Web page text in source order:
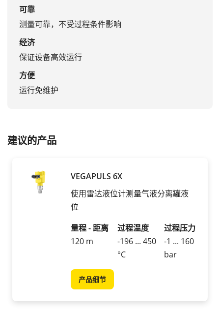
可靠
测量可靠，不受过程条件影响
经济
保证设备高效运行
方便
运行免维护
建议的产品
VEGAPULS 6X
使用雷达液位计测量气液分离罐液
位
量程 - 距离
120 m
过程温度
-196 ... 450
°C
过程压力
-1 ... 160
bar
产品细节